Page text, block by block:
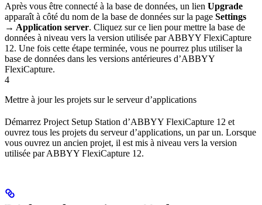
Après vous être connecté à la base de données, un lien Upgrade
apparaît à côté du nom de la base de données sur la page Settings
→ Application server. Cliquez sur ce lien pour mettre la base de
données à niveau vers la version utilisée par ABBYY FlexiCapture
12. Une fois cette étape terminée, vous ne pourrez plus utiliser la
base de données dans les versions antérieures d’ABBYY
FlexiCapture.
4
Mettre à jour les projets sur le serveur d’applications
Démarrez Project Setup Station d’ABBYY FlexiCapture 12 et
ouvrez tous les projets du serveur d’applications, un par un. Lorsque
vous ouvrez un ancien projet, il est mis à niveau vers la version
utilisée par ABBYY FlexiCapture 12.